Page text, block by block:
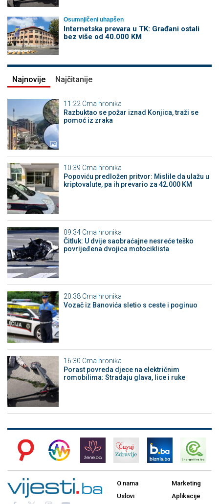
Osumnjičeni uhapšen
Internetska prevara u TK: Građani ostali
bez više od 40.000 KM
Najnovije Najčitanije
11:22 Crna hronika
Razbuktao se požar iznad Konjica, traži se
pomoć iz zraka
10:39 Crna hronika
Popoviću predložen pritvor: Mislile da ulažu u
kriptovalute, pa ih prevario za 42.000 KM
09:34 Crna hronika
Čitluk: U dvije saobraćajne nesreće teško
povrijeđena dvojica motociklista
20:38 Crna hronika
Vozač iz Banovića sletio s ceste i poginuo
16:30 Crna hronika
Porast povreda djece na električnim
romobilima: Stradaju glava, lice i ruke
O nama
Uslovi
Marketing
Aplikacije